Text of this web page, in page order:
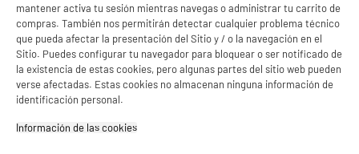
★★★★★
★★★★★
)
Jarra BRITA ALUNA CALENDAR MAXTRA PRO
Tipo : Jarra filtrante
Capacidad (L) : 2,4 L
tipo : Jarra filtrante
24€96
mantener activa tu sesión mientras navegas o administrar tu carrito de
compras. También nos permitirán detectar cualquier problema técnico
que pueda afectar la presentación del Sitio y / o la navegación en el
Sitio. Puedes configurar tu navegador para bloquear o ser notificado de
la existencia de estas cookies, pero algunas partes del sitio web pueden
verse afectadas. Estas cookies no almacenan ninguna información de
identificación personal.
Información de las cookies‎